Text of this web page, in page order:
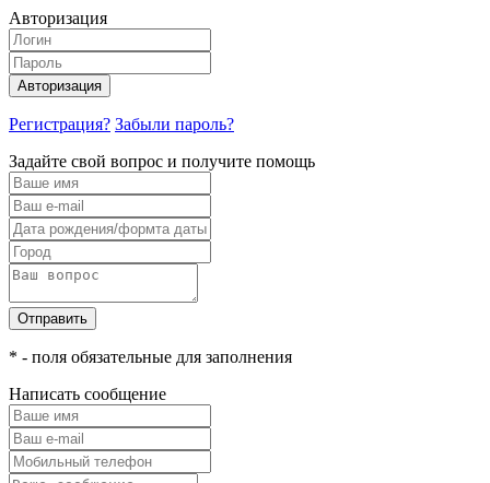
Авторизация
Авторизация
Регистрация? Забыли пароль?
Задайте свой вопрос и получите помощь
Отправить
* - поля обязательные для заполнения
Написать сообщение